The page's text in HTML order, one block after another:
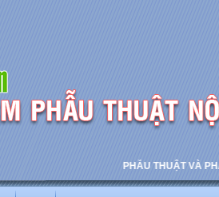
PHẪU THUẬT VÀ PHẪU